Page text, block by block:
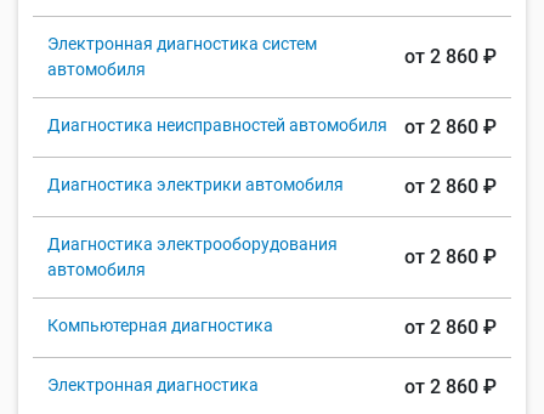
Электронная диагностика систем
автомобиля
от 2 860 ₽
Диагностика неисправностей автомобиля от 2 860 ₽
Диагностика электрики автомобиля от 2 860 ₽
Диагностика электрооборудования
автомобиля
от 2 860 ₽
Компьютерная диагностика от 2 860 ₽
Электронная диагностика от 2 860 ₽